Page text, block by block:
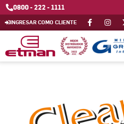
0800 - 222 - 1111
INGRESAR COMO CLIENTE